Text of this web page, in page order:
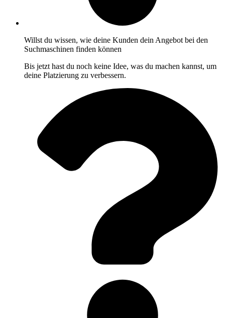
Willst du wissen, wie deine Kunden dein Angebot bei den
Suchmaschinen finden können
Bis jetzt hast du noch keine Idee, was du machen kannst, um
deine Platzierung zu verbessern.